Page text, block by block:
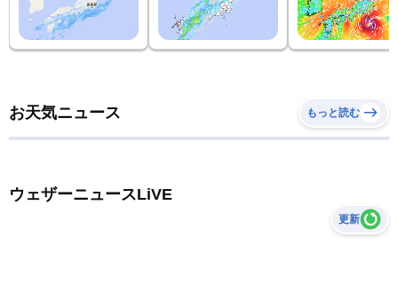
お天気ニュース もっと読む
ウェザーニュースLiVE
更新